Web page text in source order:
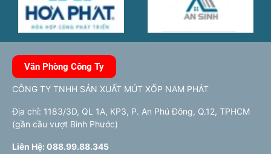
Văn Phòng Công Ty
CÔNG TY TNHH SẢN XUẤT MÚT XỐP NAM PHÁT
Địa chỉ: 1183/3D, QL 1A, KP3, P. An Phú Đông, Q.12, TPHCM
(gần cầu vượt Bình Phước)
Liên Hệ: 088.99.88.345